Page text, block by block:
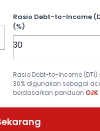
Rasio Debt-to-Income
(%)
Rasio Debt-to-Income (DTI)
30% digunakan sebagai
berdasarkan panduan OJK